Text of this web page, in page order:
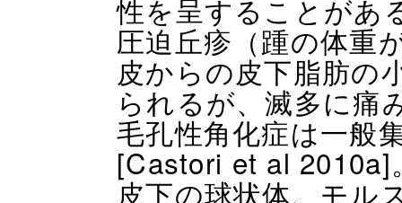
性を呈することがあ
圧迫丘疹（踵の体重
皮からの皮下脂肪の
られるが、滅多に痛
毛孔性角化症は一般
[Castori et al 2010a]
皮下の球状体、モル